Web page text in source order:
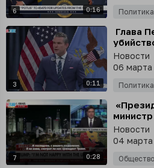
6 0:16 Политика
3 0:11
Глава
девочек
Новости
06 марта
Политика
7 0:28
премии
Новости
04 марта
Общество